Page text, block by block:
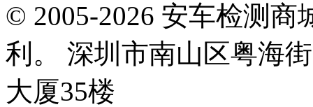
© 2005-2026 安车检测商
利。 深圳市南山区粤海
大厦35楼